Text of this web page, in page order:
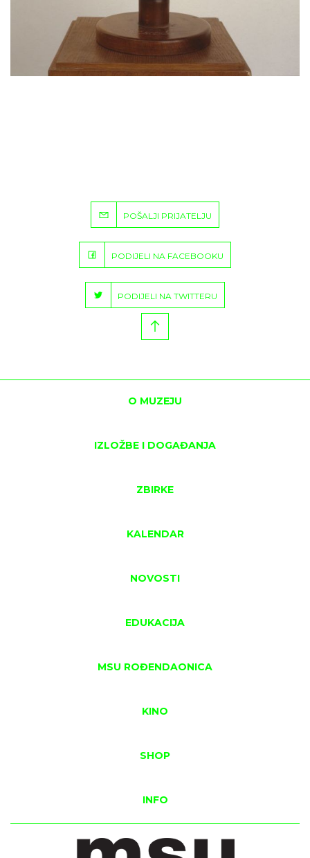
POŠALJI PRIJATELJU
PODIJELI NA FACEBOOKU
PODIJELI NA TWITTERU
O MUZEJU
IZLOŽBE I DOGAĐANJA
ZBIRKE
KALENDAR
NOVOSTI
EDUKACIJA
MSU ROĐENDAONICA
KINO
SHOP
INFO